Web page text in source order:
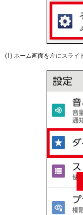
(1) ホーム画面を左にスライ